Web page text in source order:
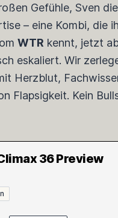
Gefühle, Sven die
– eine Kombi, die
WTR kennt, jetzt
eskaliert. Wir
Herzblut,
Flapsigkeit. Kein
36 Preview